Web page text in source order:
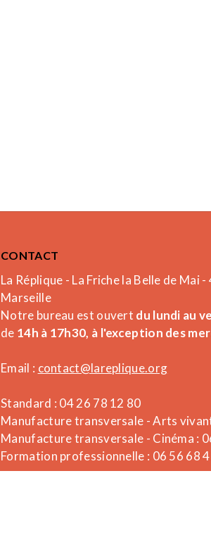
CONTACT
La Réplique - La Friche la Belle de Mai
Marseille
Notre bureau est ouvert du lundi au
de 14h à 17h30, à l'exception des
Email : contact@lareplique.org
Standard : 04 26 78 12 80
Manufacture transversale - Arts
Manufacture transversale - Cinéma :
Formation professionnelle : 06 56 68